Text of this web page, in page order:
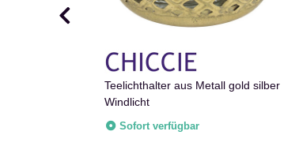
Teelichthalter aus Metall gold silber
Windlicht
Sofort verfügbar